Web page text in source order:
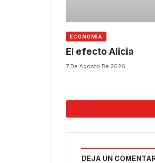
ECONOMÍA
El efecto Alicia
7 De Agosto De 2026
DEJA UN